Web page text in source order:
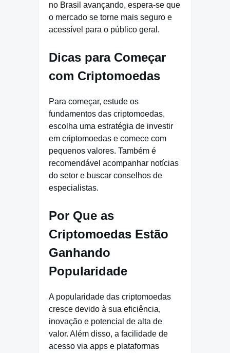
no Brasil avançando, espera-se que
o mercado se torne mais seguro e
acessível para o público geral.
Dicas para Começar
com Criptomoedas
Para começar, estude os
fundamentos das criptomoedas,
escolha uma estratégia de investir
em criptomoedas e comece com
pequenos valores. Também é
recomendável acompanhar notícias
do setor e buscar conselhos de
especialistas.
Por Que as
Criptomoedas Estão
Ganhando
Popularidade
A popularidade das criptomoedas
cresce devido à sua eficiência,
inovação e potencial de alta de
valor. Além disso, a facilidade de
acesso via apps e plataformas